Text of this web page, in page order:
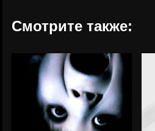
Смотрите также: